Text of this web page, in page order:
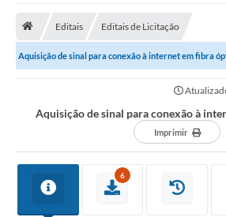
Editais Editais de Licitação
Aquisição de sinal para conexão à internet em fibra
Aquisição de sinal para conexão à
Imprimir
6